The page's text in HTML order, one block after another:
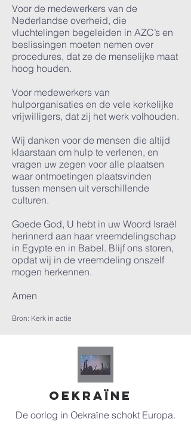
Voor de medewerkers van de
Nederlandse overheid, die
vluchtelingen begeleiden in AZC’s en
beslissingen moeten nemen over
procedures, dat ze de menselijke maat
hoog houden.
Voor medewerkers van
hulporganisaties en de vele kerkelijke
vrijwilligers, dat zij het werk volhouden.
Wij danken voor de mensen die altijd
klaarstaan om hulp te verlenen, en
vragen uw zegen voor alle plaatsen
waar ontmoetingen plaatsvinden
tussen mensen uit verschillende
culturen.
Goede God, U hebt in uw Woord Israël
herinnerd aan haar vreemdelingschap
in Egypte en in Babel. Blijf ons storen,
opdat wij in de vreemdeling onszelf
mogen herkennen.
Amen
Bron: Kerk in actie
OEKRAÏNE
De oorlog in Oekraïne schokt Europa.